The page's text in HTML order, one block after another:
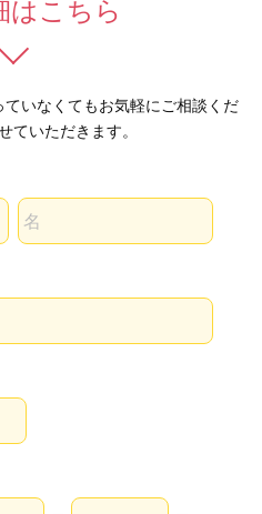
はこちら
いなくてもお気軽にご相談くだ
ていただきます。